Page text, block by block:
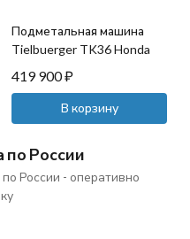
Подметальная машина
Tielbuerger TK36 Honda
419 900₽
В корзину
по России
России - оперативно